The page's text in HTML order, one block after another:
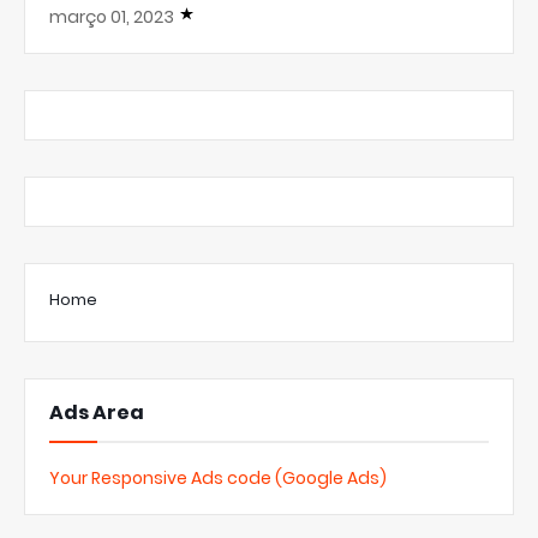
março 01, 2023
Home
Ads Area
Your Responsive Ads code (Google Ads)